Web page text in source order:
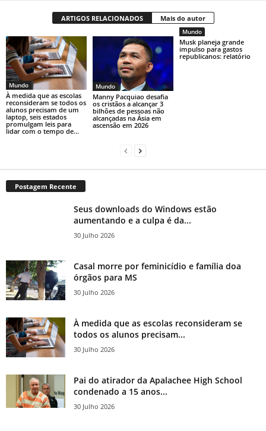
ARTIGOS RELACIONADOS Mais do autor
Mundo
À medida que as escolas
reconsideram se todos os
alunos precisam de um
laptop, seis estados
promulgam leis para
lidar com o tempo de...
Mundo
Manny Pacquiao desafia
os cristãos a alcançar 3
bilhões de pessoas não
alcançadas na Ásia em
ascensão em 2026
Mundo
Musk planeja grande
impulso para gastos
republicanos: relatório
Postagem Recente
Seus downloads do Windows estão
aumentando e a culpa é da...
30 Julho 2026
Casal morre por feminicídio e família doa
órgãos para MS
30 Julho 2026
À medida que as escolas reconsideram se
todos os alunos precisam...
30 Julho 2026
Pai do atirador da Apalachee High School
condenado a 15 anos...
30 Julho 2026